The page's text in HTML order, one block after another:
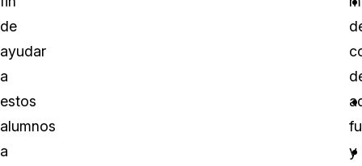
de
ayudar
a
estos
alumnos
a
y